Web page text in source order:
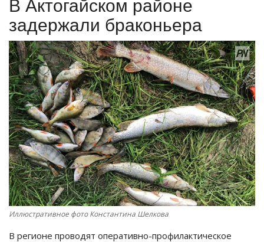
ПАВЛОДАРСКАЯ ОБЛАСТЬ
КАЗАХСТАН
МИР
СПЕЦПРОЕКТЫ
СПОРТ
Чек-лист
РАЗВЛЕЧЕНИЯ
В Актогайском районе
задержали браконьера
Иллюстративное фото Константина Шелкова
В регионе проводят оперативно-профилактическое